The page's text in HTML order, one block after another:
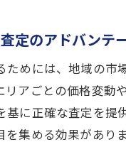
定のアドバンテ
ためには、地域の市
リアごとの価格変動
基に正確な査定を
を集める効果があり